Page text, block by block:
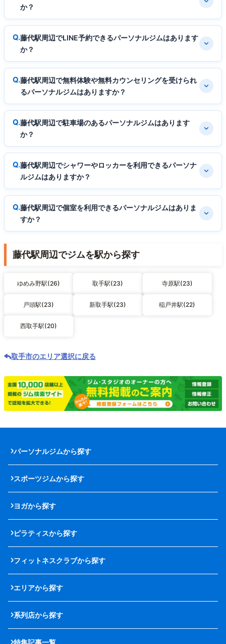
か？
藤代駅周辺でLINE予約できるパーソナルジムはあります
か？
藤代駅周辺で無料体験や無料カウンセリングを受けられ
るパーソナルジムはありますか？
藤代駅周辺で駐車場のあるパーソナルジムはあります
か？
藤代駅周辺でシャワーやロッカーを利用できるパーソナ
ルジムはありますか？
藤代駅周辺で個室を利用できるパーソナルジムはありま
すか？
藤代駅周辺でジムを駅から探す
ゆめみ野駅(26) 取手駅(23) 寺原駅(23)
戸頭駅(23) 新取手駅(23) 稲戸井駅(22)
西取手駅(20)
取手市のエリア選択に戻る
パーソナルジムから探す
スポーツジムから探す
ヨガから探す
ピラティスから探す
フィットネスクラブから探す
エリアから探す
系列店から探す
特集記事一覧